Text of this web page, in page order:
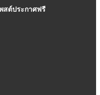
สต์ประกาศฟรี